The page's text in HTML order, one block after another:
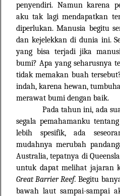
penyendiri. Namun karena
aku tak lagi mendapatkan
diperlukan. Manusia begitu
dan kejelekkan di dunia ini.
yang bisa terjadi jika
bumi? Apa yang seharusnya
tidak memakan buah
indah, karena hewan,
merawat bumi dengan baik.
Pada tahun ini, ada
segala pemahamanku
lebih spesifik, ada
mudahnya merubah
Australia, tepatnya di
untuk dapat melihat jajaran
Great Barrier Reef.Begitu
bawah laut sampai-sampai